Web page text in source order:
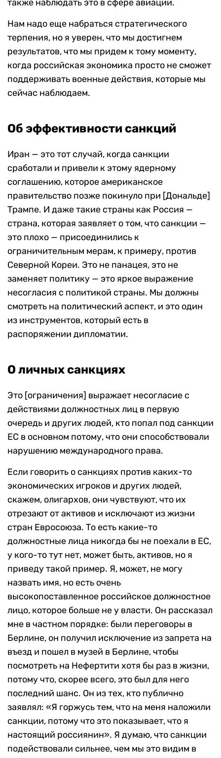
также наблюдать это в сфере авиации.
Нам надо еще набраться стратегического
терпения, но я уверен, что мы достигнем
результатов, что мы придем к тому моменту,
когда российская экономика просто не сможет
поддерживать военные действия, которые мы
сейчас наблюдаем.
Об эффективности санкций
Иран — это тот случай, когда санкции
сработали и привели к этому ядерному
соглашению, которое американское
правительство позже покинуло при [Дональде]
Трампе. И даже такие страны как Россия —
страна, которая заявляет о том, что санкции —
это плохо — присоединились к
ограничительным мерам, к примеру, против
Северной Кореи. Это не панацея, это не
заменяет политику — это яркое выражение
несогласия с политикой страны. Мы должны
смотреть на политический аспект, и это один
из инструментов, который есть в
распоряжении дипломатии.
О личных санкциях
Это [ограничения] выражает несогласие с
действиями должностных лиц в первую
очередь и других людей, кто попал под санкции
ЕС в основном потому, что они способствовали
нарушению международного права.
Если говорить о санкциях против каких-то
экономических игроков и других людей,
скажем, олигархов, они чувствуют, что их
отрезают от активов и исключают из жизни
стран Евросоюза. То есть какие-то
должностные лица никогда бы не поехали в ЕС,
у кого-то тут нет, может быть, активов, но я
приведу такой пример. Я, может, не могу
назвать имя, но есть очень
высокопоставленное российское должностное
лицо, которое больше не у власти. Он рассказал
мне в частном порядке: были переговоры в
Берлине, он получил исключение из запрета на
въезд и пошел в музей в Берлине, чтобы
посмотреть на Нефертити хотя бы раз в жизни,
потому что, скорее всего, это был для него
последний шанс. Он из тех, кто публично
заявлял: «Я горжусь тем, что на меня наложили
санкции, потому что это показывает, что я
настоящий россиянин». Я думаю, что санкции
подействовали сильнее, чем мы это видим в